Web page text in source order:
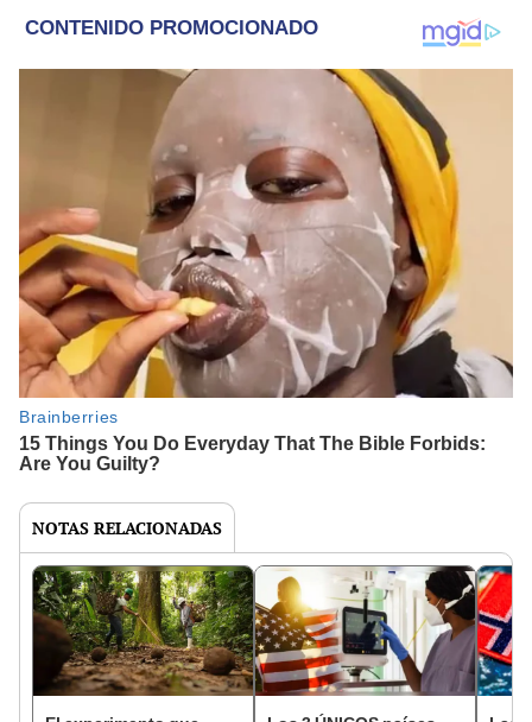
NOTAS RELACIONADAS